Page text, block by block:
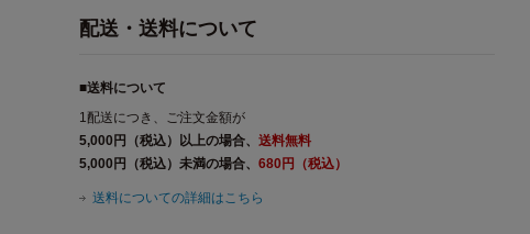
配送・送料について
■送料について
1配送につき、ご注文金額が
5,000円（税込）以上の場合、 送料無料
5,000円（税込）未満の場合、 680円（税込）
送料についての詳細はこちら